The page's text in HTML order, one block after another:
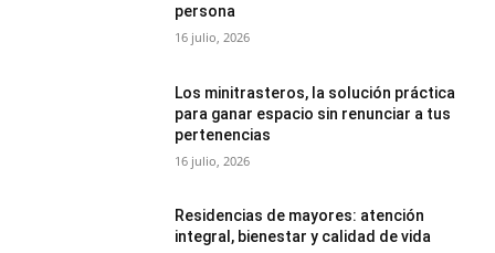
persona
16 julio, 2026
Los minitrasteros, la solución práctica
para ganar espacio sin renunciar a tus
pertenencias
16 julio, 2026
Residencias de mayores: atención
integral, bienestar y calidad de vida